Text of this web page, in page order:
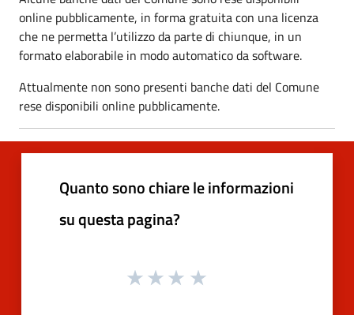
online pubblicamente, in forma gratuita con una licenza
che ne permetta l’utilizzo da parte di chiunque, in un
formato elaborabile in modo automatico da software.
Attualmente non sono presenti banche dati del Comune
rese disponibili online pubblicamente.
Quanto sono chiare le informazioni
su questa pagina?